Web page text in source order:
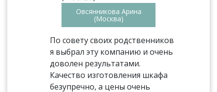
Овсянникова Арина
(Москва)
По совету своих родственников
я выбрал эту компанию и очень
доволен результатами.
Качество изготовления шкафа
безупречно, а цены очень